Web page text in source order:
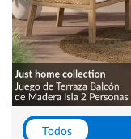
Todos